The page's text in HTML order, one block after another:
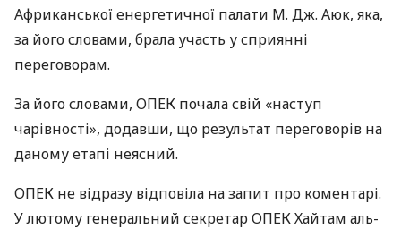
Африканської енергетичної палати М. Дж. Аюк, яка,
за його словами, брала участь у сприянні
переговорам.
За його словами, ОПЕК почала свій «наступ
чарівності», додавши, що результат переговорів на
даному етапі неясний.
ОПЕК не відразу відповіла на запит про коментарі.
У лютому генеральний секретар ОПЕК Хайтам аль-